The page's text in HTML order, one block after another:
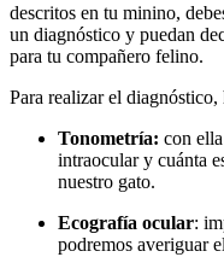
descritos en tu minino,
un diagnóstico y puedan
para tu compañero felino.
Para realizar el diagnóstico,
Tonometría: con
intraocular y cuánta
nuestro gato.
Ecografía ocular:
podremos averiguar